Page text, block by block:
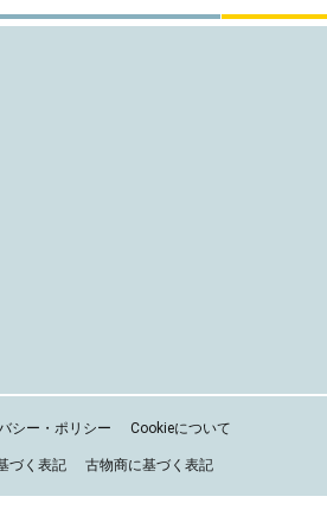
シー・ポリシー Cookieについて
づく表記 古物商に基づく表記